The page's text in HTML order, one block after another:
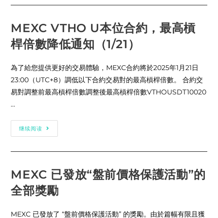
USDT
光
普
照
活
動
投
票
Metaverse
HQ
(HQ)
項
贏
取
免
費
600,000
20,000
USDT
空
投！
MEXC VTHO U本位合約，最高槓
桿倍數降低通知（1/21）
為了給您提供更好的交易體驗，MEXC合約將於2025年1月21日
23:00（UTC+8）調低以下合約交易對的最高槓桿倍數。 合約交
易對調整前最高槓桿倍數調整後最高槓桿倍數VTHOUSDT10020
…
继续阅读 MEXC
VTHO
約，
最
高
槓
桿
數
MEXC 已發放“盤前價格保護活動”的
全部獎勵
MEXC 已發放了 “盤前價格保護活動” 的獎勵。由於篇幅有限且獲